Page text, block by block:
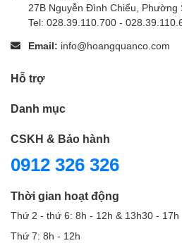
27B Nguyễn Đình Chiểu, Phường
Tel: 028.39.110.700 -
Email: info@hoangquanco.com
Hỗ trợ
Danh mục
CSKH & Bảo hành
0912 326 326
Thời gian hoạt động
Thứ 2 - thứ 6: 8h - 12h & 13h30 - 17h
Thứ 7: 8h - 12h